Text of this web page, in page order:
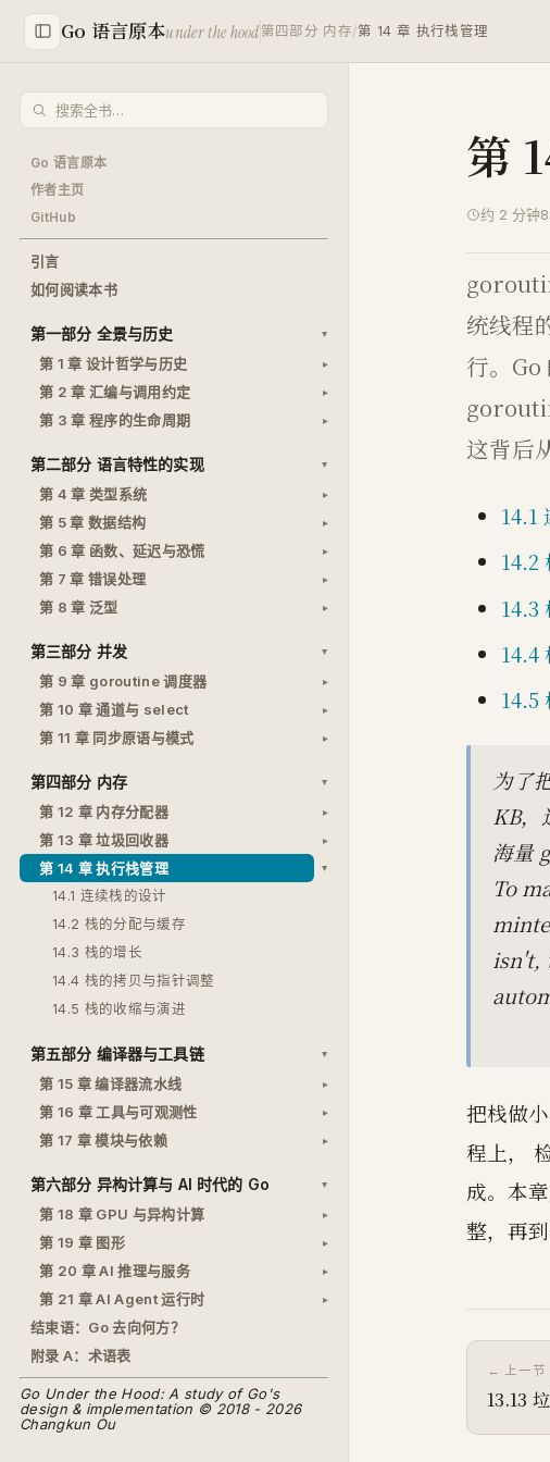
Go 语言原本under the hood 第四部分 内存/第 14 章 执行栈管理
Go 语言原本
作者主页
GitHub
引言
如何阅读本书
第一部分 全景与历史
第 1 章 设计哲学与历史
第 2 章 汇编与调用约定
第 3 章 程序的生命周期
第二部分 语言特性的实现
第 4 章 类型系统
第 5 章 数据结构
第 6 章 函数、延迟与恐慌
第 7 章 错误处理
第 8 章 泛型
第三部分 并发
第 9 章 goroutine 调度器
第 10 章 通道与 select
第 11 章 同步原语与模式
第四部分 内存
第 12 章 内存分配器
第 13 章 垃圾回收器
第 14 章 执行栈管理
14.1 连续栈的设计
14.2 栈的分配与缓存
14.3 栈的增长
14.4 栈的拷贝与指针调整
14.5 栈的收缩与演进
第五部分 编译器与工具链
第 15 章 编译器流水线
第 16 章 工具与可观测性
第 17 章 模块与依赖
第六部分 异构计算与 AI 时代的 Go
第 18 章 GPU 与异构计算
第 19 章 图形
第 20 章 AI 推理与服务
第 21 章 AI Agent 运行时
结束语：Go 去向何方？
附录 A：术语表
Go Under the Hood: A study of Go's
design & implementation © 2018 - 2026
Changkun Ou
第
约 2 分钟
统线程
行。
这背后
14.1
14.2
14.3
14.4
14.5
为了
KB，
海量
To
isn't,
把栈做
程上，
成。本
整，再
← 上一节
13.13